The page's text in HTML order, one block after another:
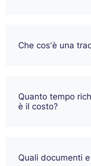
Che cos'è una
Quanto tempo
è il costo?
Quali documenti